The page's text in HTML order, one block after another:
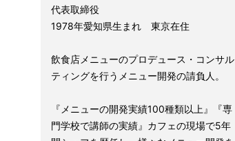
代表取締役
1978年愛知県生まれ 東京在住
飲食店メニューのプロデュース・コンサル
ティングを行うメニュー開発の請負人。
『メニューの開発実績100種類以上』『専
門学校で講師の実績』カフェの現場で5年